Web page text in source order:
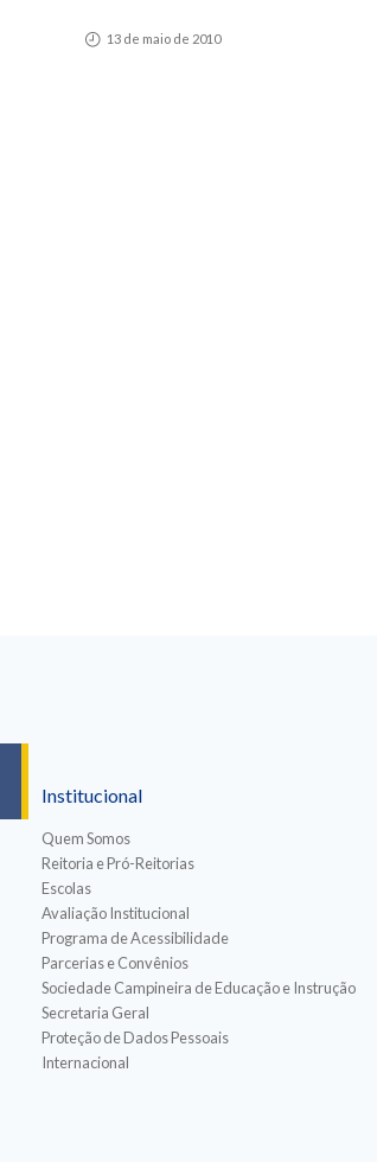
13 de maio de 2010
Institucional
Quem Somos
Reitoria e Pró-Reitorias
Escolas
Avaliação Institucional
Programa de Acessibilidade
Parcerias e Convênios
Sociedade Campineira de Educação e Instrução
Secretaria Geral
Proteção de Dados Pessoais
Internacional